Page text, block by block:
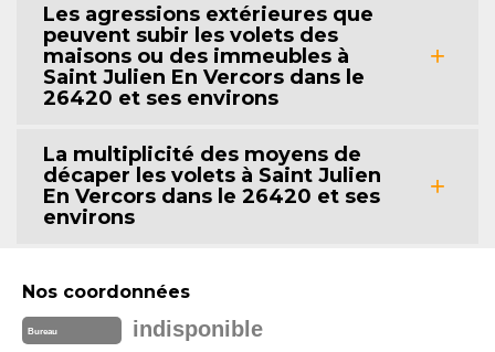
Les agressions extérieures que
peuvent subir les volets des
maisons ou des immeubles à
Saint Julien En Vercors dans le
26420 et ses environs
La multiplicité des moyens de
décaper les volets à Saint Julien
En Vercors dans le 26420 et ses
environs
Nos coordonnées
Bureau indisponible